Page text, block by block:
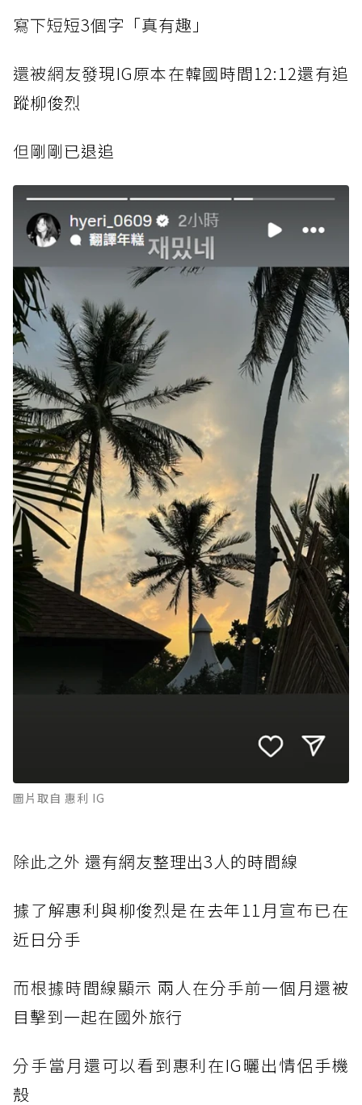
寫下短短3個字「真有趣」
還被網友發現IG原本在韓國時間12:12還有追
蹤柳俊烈
但剛剛已退追
圖片取自 惠利 IG
除此之外 還有網友整理出3人的時間線
據了解惠利與柳俊烈是在去年11月宣布已在
近日分手
而根據時間線顯示 兩人在分手前一個月還被
目擊到一起在國外旅行
分手當月 還可以看到惠利在IG曬出情侶手機
殼